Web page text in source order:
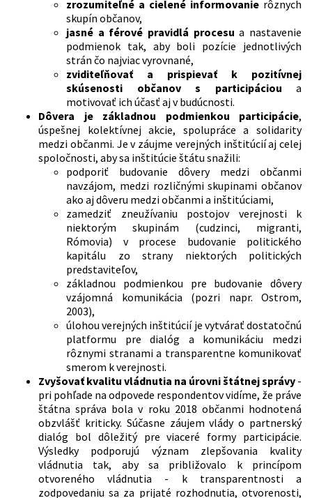
zrozumiteľné a cielené informovanie rôznych
skupín občanov,
jasné a férové pravidlá procesu a nastavenie
podmienok tak, aby boli pozície jednotlivých
strán čo najviac vyrovnané,
zviditeľňovať a prispievať k pozitívnej
skúsenosti občanov s participáciou a
motivovať ich účasť aj v budúcnosti.
Dôvera je základnou podmienkou participácie,
úspešnej kolektívnej akcie, spolupráce a solidarity
medzi občanmi. Je v záujme verejných inštitúcií aj celej
spoločnosti, aby sa inštitúcie štátu snažili:
podporiť budovanie dôvery medzi občanmi
navzájom, medzi rozličnými skupinami občanov
ako aj dôveru medzi občanmi a inštitúciami,
zamedziť zneužívaniu postojov verejnosti k
niektorým skupinám (cudzinci, migranti,
Rómovia) v procese budovanie politického
kapitálu zo strany niektorých politických
predstaviteľov,
základnou podmienkou pre budovanie dôvery
vzájomná komunikácia (pozri napr. Ostrom,
2003),
úlohou verejných inštitúcií je vytvárať dostatočnú
platformu pre dialóg a komunikáciu medzi
rôznymi stranami a transparentne komunikovať
smerom k verejnosti.
Zvyšovať kvalitu vládnutia na úrovni štátnej správy -
pri pohľade na odpovede respondentov vidíme, že práve
štátna správa bola v roku 2018 občanmi hodnotená
obzvlášť kriticky. Súčasne záujem vlády o partnerský
dialóg bol dôležitý pre viaceré formy participácie.
Výsledky podporujú význam zlepšovania kvality
vládnutia tak, aby sa približovalo k princípom
otvoreného vládnutia - k transparentnosti a
zodpovedaniu sa za prijaté rozhodnutia, otvorenosti,